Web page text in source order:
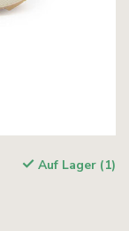
Auf Lager (1)